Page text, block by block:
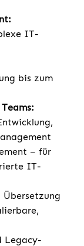
IT-
bis zum
– für
IT-
Übersetzung
Legacy-